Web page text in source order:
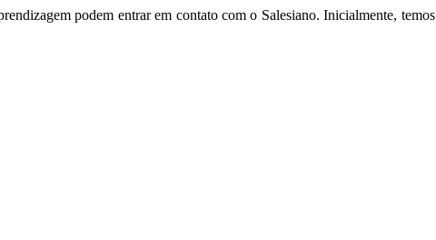
podem entrar em contato com o Salesiano. Inicialmente,